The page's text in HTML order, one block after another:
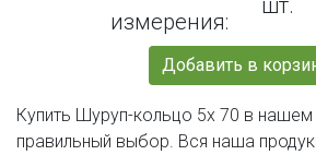
измерения:
шт.
Добавить в
Купить Шуруп-кольцо 5х 70 в нашем
правильный выбор. Вся наша